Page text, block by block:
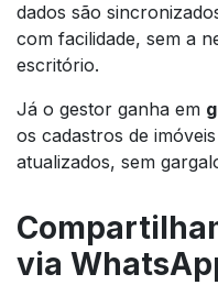
dados são
com facilidade, sem a
escritório.
Já o gestor ganha em
os cadastros de
atualizados, sem
via